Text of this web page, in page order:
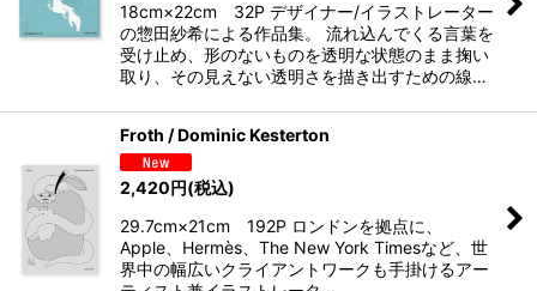
18cm×22cm 32P デザイナー/イラストレーター
の惣田紗希による作品集。 流れ込んでくる言葉を
受け止め、形のないものを透明な状態のまま掬い
取り、その見えない透明さを描き出すための線…
Froth / Dominic Kesterton
2,420円(税込)
29.7cm×21cm 192P ロンドンを拠点に、
Apple、Hermès、The New York Timesなど、世
界中の幅広いクライアントワークも手掛けるアー